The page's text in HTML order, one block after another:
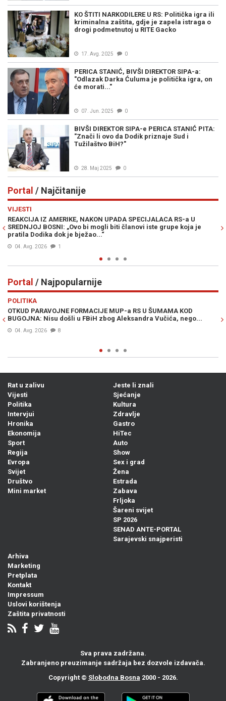
KO ŠTITI NARKODILERE U RS: Politička igra ili
kriminalna zaštita, gdje je zapela istraga o
drogi podmetnutoj u RITE Gacko
17. Avg. 2025 0
PERICA STANIĆ, BIVŠI DIREKTOR SIPA-a:
"Odlazak Darka Ćuluma je politička igra, on
će morati..."
07. Jun. 2025 0
BIVŠI DIREKTOR SIPA-e PERICA STANIĆ PITA:
"Znači li ovo da Dodik priznaje Sud i
Tužilaštvo BiH?"
28. Maj 2025 0
Portal / Najčitanije
VIJESTI
REAKCIJA IZ AMERIKE, NAKON UPADA SPECIJALACA RS-a U
SREDNJOJ BOSNI: „Ovo bi mogli biti članovi iste grupe koja je
pratila Dodika dok je bježao...“
04. Avg. 2026 1
Portal / Najpopularnije
POLITIKA
OTKUD PARAVOJNE FORMACIJE MUP-a RS U ŠUMAMA KOD
BUGOJNA: Nisu došli u FBiH zbog Aleksandra Vučića, nego...
04. Avg. 2026 8
Rat u zalivu
Vijesti
Politika
Intervjui
Hronika
Ekonomija
Sport
Regija
Evropa
Svijet
Društvo
Mini market
Jeste li znali
Sjećanje
Kultura
Zdravlje
Gastro
HiTec
Auto
Show
Sex i grad
Žena
Estrada
Zabava
Frljoka
Šareni svijet
SP 2026
SENAD ANTE-PORTAL
Sarajevski snajperisti
Arhiva
Marketing
Pretplata
Kontakt
Impressum
Uslovi korištenja
Zaštita privatnosti
Sva prava zadržana.
Zabranjeno preuzimanje sadržaja bez dozvole izdavača.
Copyright © Slobodna Bosna 2000 - 2026.